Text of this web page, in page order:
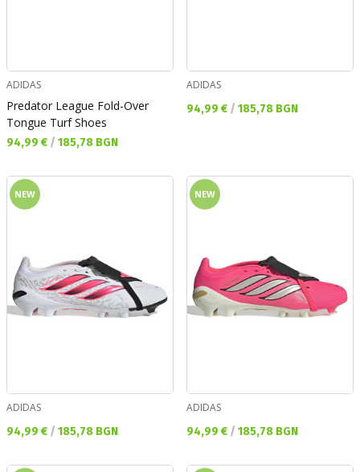
ADIDAS
Predator League Fold-Over
Tongue Turf Shoes
Текуща цена:
94,99 € / 185,78 BGN
ADIDAS
Текуща цена:
94,99 € / 185,78 BGN
NEW
ADIDAS
Текуща цена:
94,99 € / 185,78 BGN
NEW
ADIDAS
Текуща цена:
94,99 € / 185,78 BGN